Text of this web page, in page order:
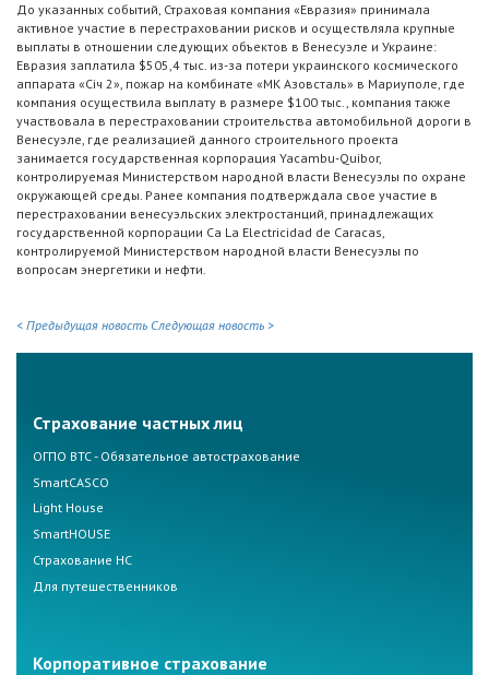
До указанных событий, Страховая компания «Евразия» принимала
активное участие в перестраховании рисков и осуществляла крупные
выплаты в отношении следующих объектов в Венесуэле и Украине:
Евразия заплатила $505,4 тыс. из-за потери украинского космического
аппарата «Січ 2», пожар на комбинате «МК Азовсталь» в Мариуполе, где
компания осуществила выплату в размере $100 тыс., компания также
участвовала в перестраховании строительства автомобильной дороги в
Венесуэле, где реализацией данного строительного проекта
занимается государственная корпорация Yacambu-Quibor,
контролируемая Министерством народной власти Венесуэлы по охране
окружающей среды. Ранее компания подтверждала свое участие в
перестраховании венесуэльских электростанций, принадлежащих
государственной корпорации Ca La Electricidad de Caracas,
контролируемой Министерством народной власти Венесуэлы по
вопросам энергетики и нефти.
< Предыдущая новость Следующая новость >
Страхование частных лиц
ОГПО ВТС - Обязательное автострахование
SmartCASCO
Light House
SmartHOUSE
Страхование НС
Для путешественников
Корпоративное страхование